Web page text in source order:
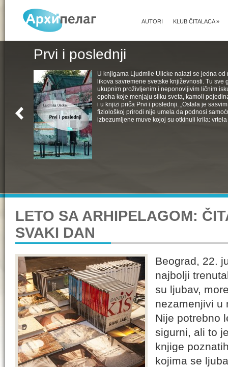
KLUB ČITALACA»
AUTORI
Prvi i poslednji
U knjigama Ljudmile Ulicke nalazi se jedna
likova savremene svetske književnosti. Tu sve
ukupnim proživljenim i neponovljivim ličnim
epoha koje menjaju sliku sveta, kamoli
i u knjizi priča Prvi i poslednji. „Ostala je
fiziološkoj prirodi nije umela da podnosi
izbezumljene muve kojoj su otkinuli krila:
LETO SA ARHIPELAGOM:
SVAKI DAN
Beograd, 22.
najbolji
su ljubav,
nezamenjivi u
Nije potrebno
sigurni, ali to
knjige
kojima se